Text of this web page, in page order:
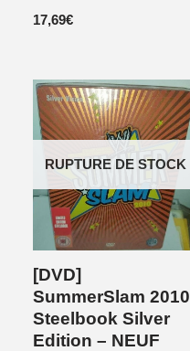
17,69€
RUPTURE DE STOCK
[DVD]
SummerSlam 2010
Steelbook Silver
Edition – NEUF